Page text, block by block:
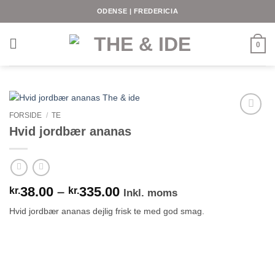
ODENSE | FREDERICIA
0
FORSIDE / TE
Hvid jordbær ananas
kr.38.00 – kr.335.00Prisinterval:
til
Inkl. moms
Hvid jordbær ananas dejlig frisk te med god smag.